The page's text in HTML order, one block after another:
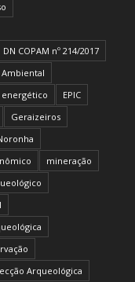
DN COPAM nº 214/2017
Ambiental
EPIC
Geraizeiros
mineração
Arqueológica